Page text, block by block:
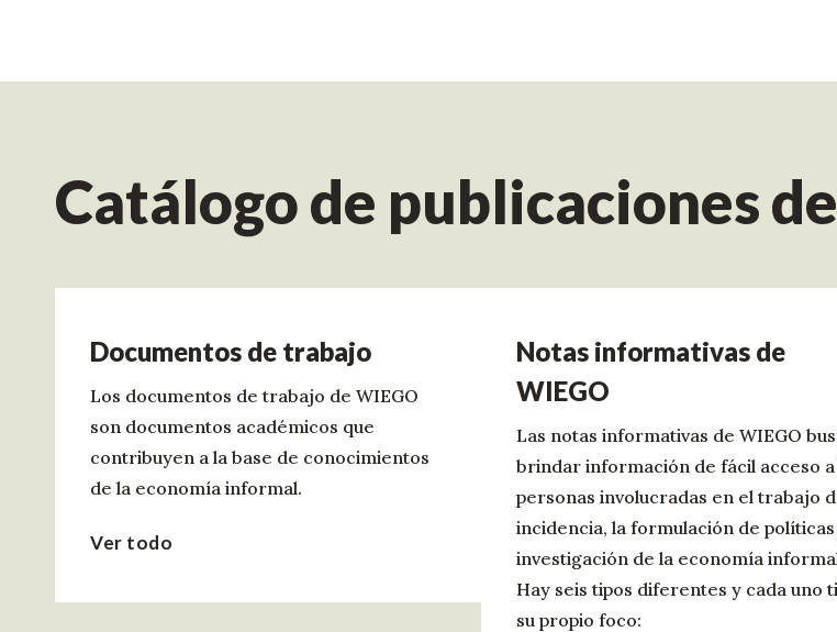
Catálogo de publicaciones
Documentos de trabajo
Los documentos de trabajo de WIEGO
son documentos académicos que
contribuyen a la base de conocimientos
de la economía informal.
Ver todo
Notas informativas de
WIEGO
Las notas informativas de WIEGO
brindar información de fácil acceso a
personas involucradas en el trabajo
incidencia, la formulación de políticas
investigación de la economía
Hay seis tipos diferentes y cada uno
su propio foco: